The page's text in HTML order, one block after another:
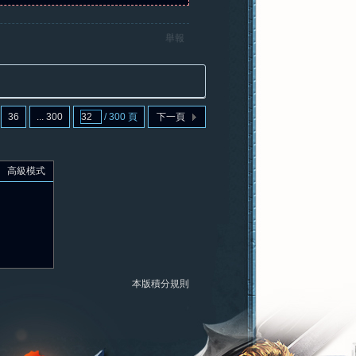
舉報
36 ... 300 / 300 頁 下一頁
高級模式
本版積分規則